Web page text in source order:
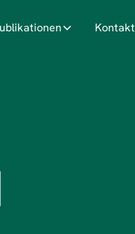
Kontakt